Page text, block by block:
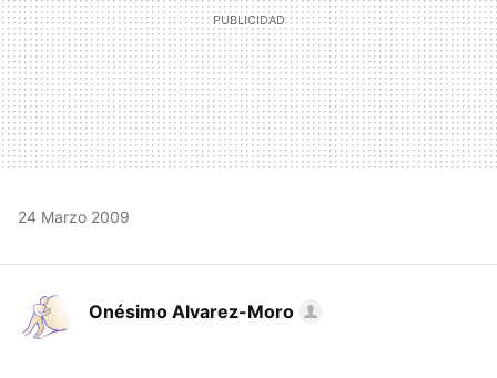
24 Marzo 2009
Onésimo Alvarez-Moro